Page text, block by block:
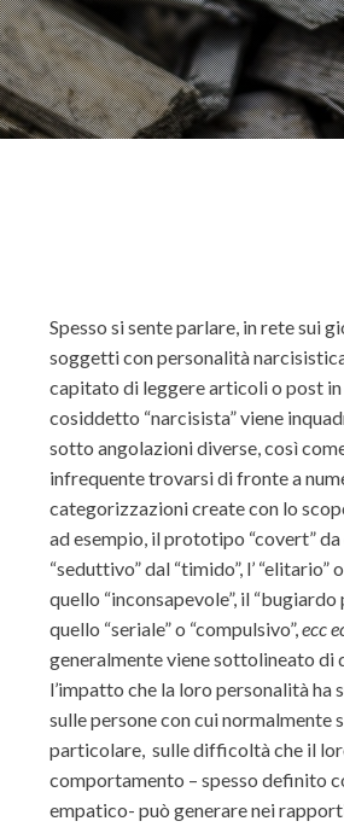
Spesso si sente parlare, in rete sui
soggetti con personalità
capitato di leggere articoli o post
cosiddetto “narcisista” viene
sotto angolazioni diverse, così
infrequente trovarsi di fronte a
categorizzazioni create con lo
ad esempio, il prototipo “covert” da
“seduttivo” dal “timido”, l’ “elitario”
quello “inconsapevole”, il
quello “seriale” o “compulsivo”,ecc
generalmente viene sottolineato di
l’impatto che la loro personalità ha
sulle persone con cui normalmente
particolare, sulle difficoltà che il
comportamento – spesso definito
empatico- può generare nei